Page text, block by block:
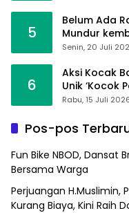
5
Belum Ada
Mundur
Sumpallabbu
Senin, 20 Juli
6
Aksi Kocak
Unik ‘Kocok
Alfamart,
Rabu, 15 Juli
Pos-pos
Fun Bike NBOD, Dansat
Bersama Warga
Perjuangan H.Muslimin,
Kurang Biaya, Kini Raih